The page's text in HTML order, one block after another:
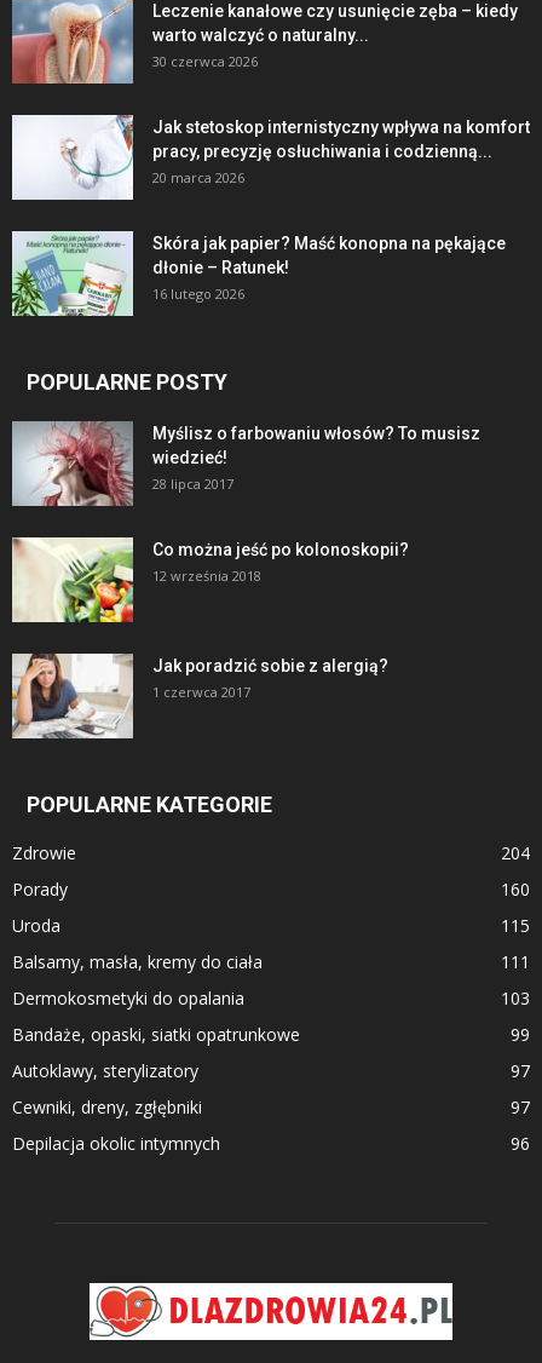
Leczenie kanałowe czy usunięcie zęba – kiedy
warto walczyć o naturalny...
30 czerwca 2026
Jak stetoskop internistyczny wpływa na komfort
pracy, precyzję osłuchiwania i codzienną...
20 marca 2026
Skóra jak papier? Maść konopna na pękające
dłonie – Ratunek!
16 lutego 2026
POPULARNE POSTY
Myślisz o farbowaniu włosów? To musisz
wiedzieć!
28 lipca 2017
Co można jeść po kolonoskopii?
12 września 2018
Jak poradzić sobie z alergią?
1 czerwca 2017
POPULARNE KATEGORIE
Zdrowie
204
Porady
160
Uroda
115
Balsamy, masła, kremy do ciała
111
Dermokosmetyki do opalania
103
Bandaże, opaski, siatki opatrunkowe
99
Autoklawy, sterylizatory
97
Cewniki, dreny, zgłębniki
97
Depilacja okolic intymnych
96